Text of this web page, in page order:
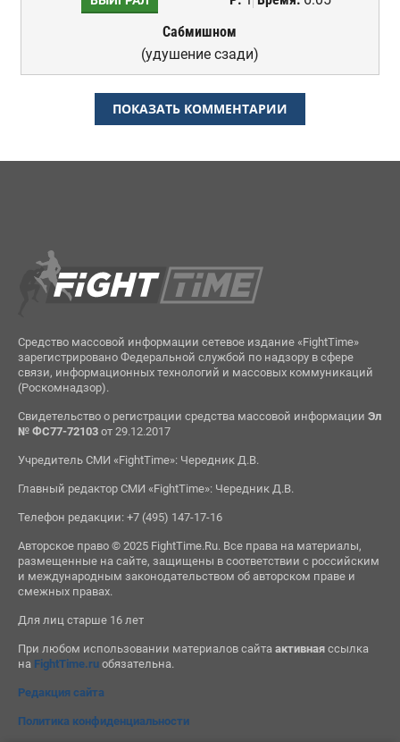
Сабмишном
(удушение сзади)
ПОКАЗАТЬ КОММЕНТАРИИ
Средство массовой информации сетевое издание «FightTime»
зарегистрировано Федеральной службой по надзору в сфере
связи, информационных технологий и массовых коммуникаций
(Роскомнадзор).
Свидетельство о регистрации средства массовой информации Эл
№ ФС77-72103от 29.12.2017
Учредитель СМИ «FightTime»: Чередник Д.В.
Главный редактор СМИ «FightTime»: Чередник Д.В.
Телефон редакции: +7 (495) 147-17-16
Авторское право © 2025 FightTime.Ru. Все права на материалы,
размещенные на сайте, защищены в соответствии с российским
и международным законодательством об авторском праве и
смежных правах.
Для лиц старше 16 лет
При любом использовании материалов сайта активнаяссылка
на FightTime.ruобязательна.
Редакция сайта
Политика конфиденциальности